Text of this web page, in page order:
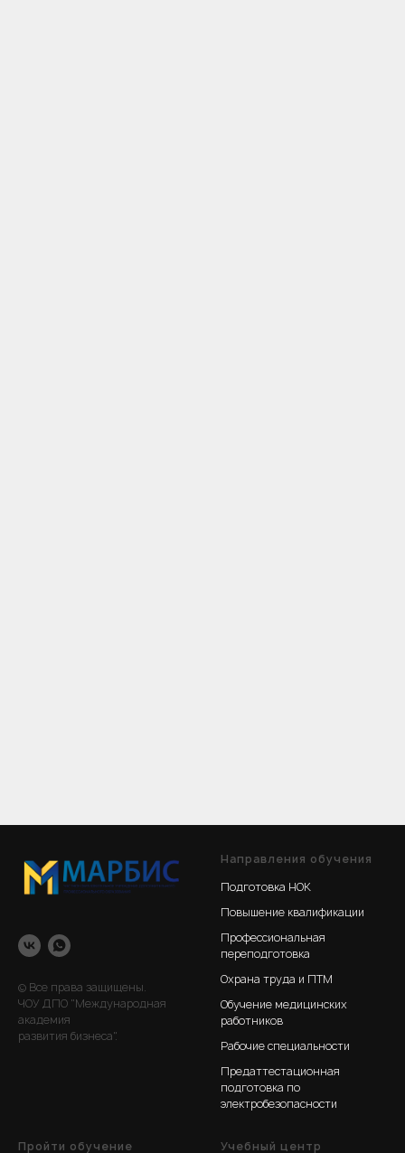
© Все права защищены.
ЧОУ ДПО "Международная
академия
развития бизнеса".
Направления обучения
Подготовка НОК
Повышение квалификации
Профессиональная
переподготовка
Охрана труда и ПТМ
Обучение медицинских
работников
Рабочие специальности
Предаттестационная
подготовка по
электробезопасности
Пройти обучение Учебный центр